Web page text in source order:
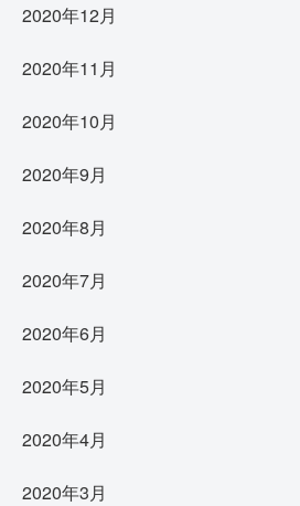
2020年12月
2020年11月
2020年10月
2020年9月
2020年8月
2020年7月
2020年6月
2020年5月
2020年4月
2020年3月